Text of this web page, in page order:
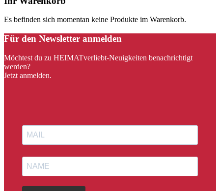
Es befinden sich momentan keine Produkte im Warenkorb.
Für den Newsletter anmelden
Möchtest du zu HEIMATverliebt-Neuigkeiten benachrichtigt
werden?
Jetzt anmelden.